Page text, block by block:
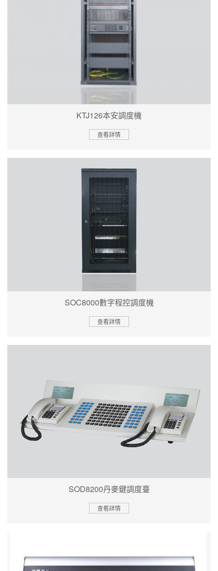
KTJ126本安調度機
查看詳情
SOC8000數字程控調度機
查看詳情
SOD8200丹麥鍵調度臺
查看詳情